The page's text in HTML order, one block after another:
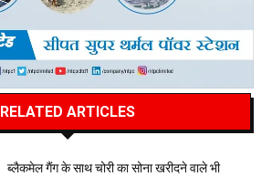
RELATED ARTICLES
ब्लैकमेल गैंग के साथ चोरी का सोना खरीदने वाले भी